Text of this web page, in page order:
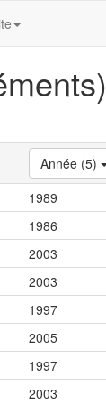
Année (5)
1989
1986
2003
2003
1997
2005
1997
2003